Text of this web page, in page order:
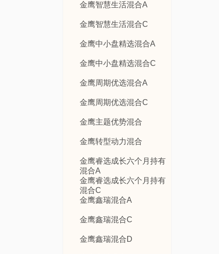
金鹰智慧生活混合A
金鹰智慧生活混合C
金鹰中小盘精选混合A
金鹰中小盘精选混合C
金鹰周期优选混合A
金鹰周期优选混合C
金鹰主题优势混合
金鹰转型动力混合
金鹰睿选成长六个月持有
混合A
金鹰睿选成长六个月持有
混合C
金鹰鑫瑞混合A
金鹰鑫瑞混合C
金鹰鑫瑞混合D